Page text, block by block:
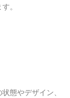
。
態やデザイン、